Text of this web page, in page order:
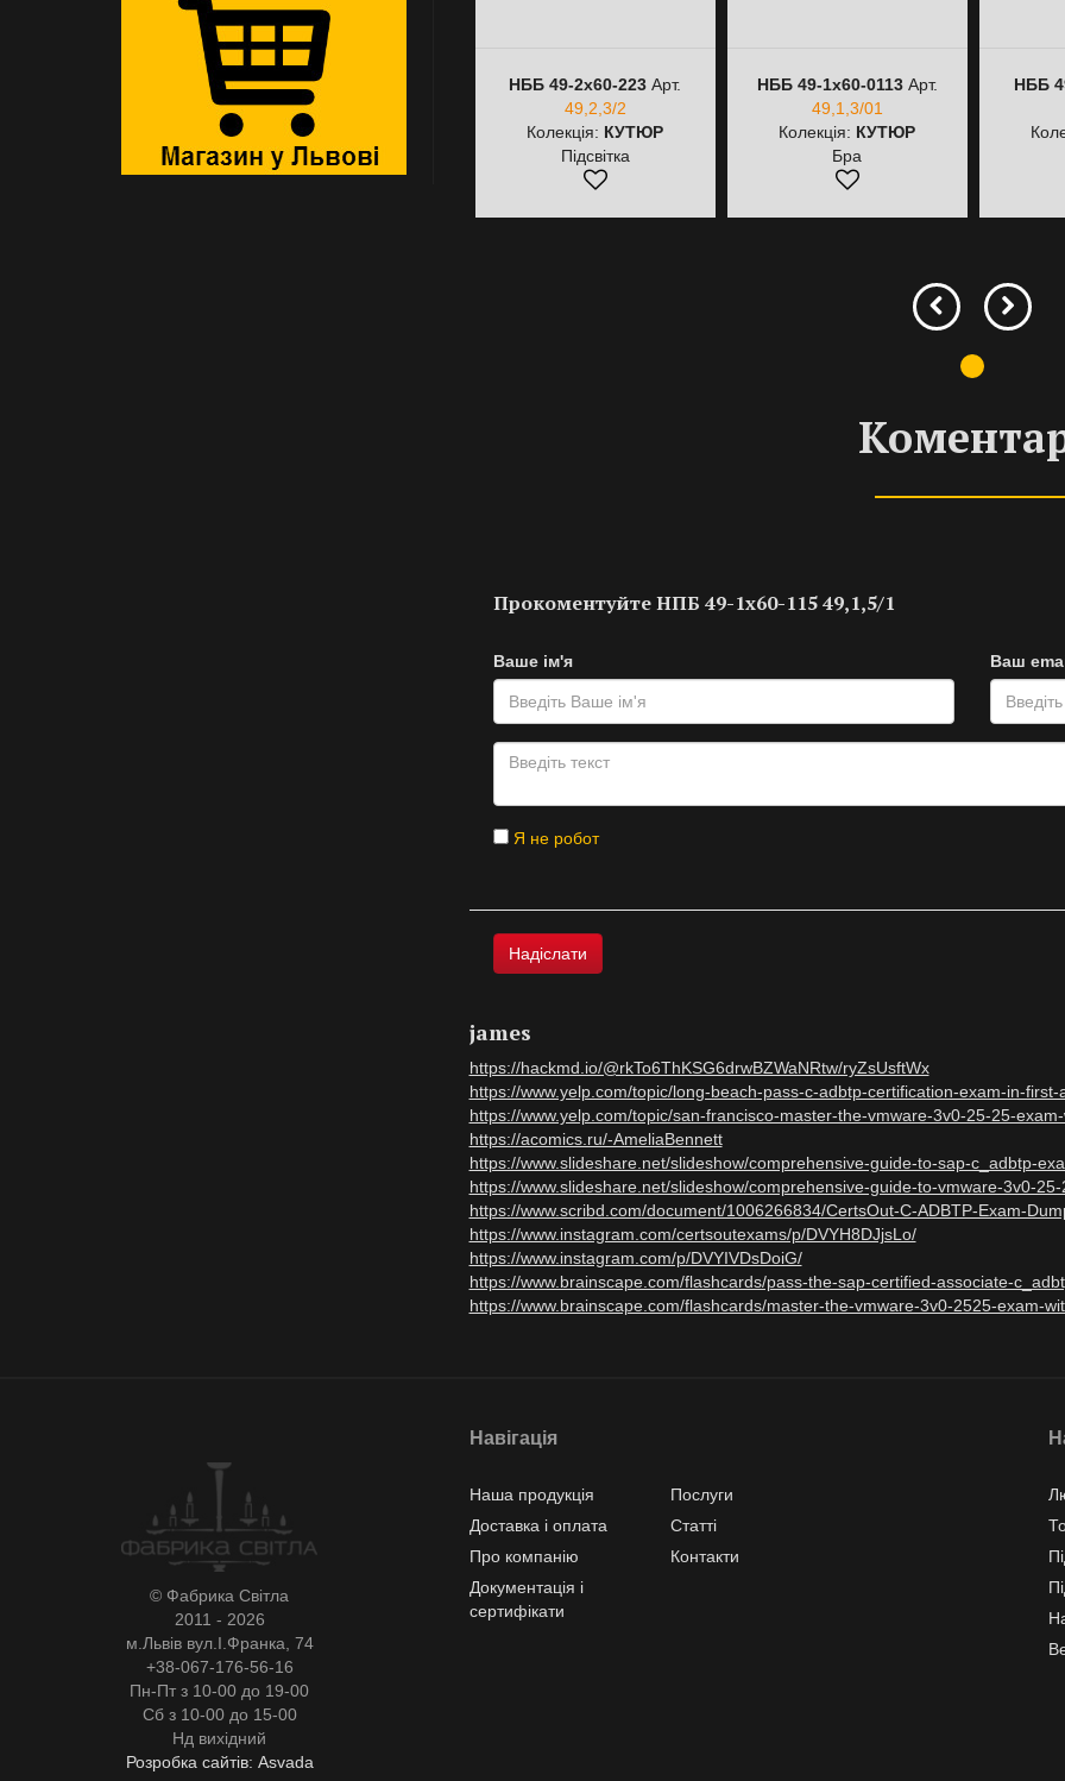
НББ 49-2х60-223 Арт.
49,2,3/2
Колекція: КУТЮР
Підсвітка
НББ 49-1х60-0113Арт.
49,1,3/01
Колекція: КУТЮР
Бра
НББ
Прокоментуйте НПБ 49-1х60-115 49,1,5/1
Ваше ім'я Ваш
Я не робот
james
https://hackmd.io/@rkTo6ThKSG6drwBZWaNRtw/ryZsUsftWx
https://www.yelp.com/topic/long-beach-pass-c-adbtp-certification-exam-in-first-
https://www.yelp.com/topic/san-francisco-master-the-vmware-3v0-25-25-
https://acomics.ru/-AmeliaBennett
https://www.slideshare.net/slideshow/comprehensive-guide-to-sap-c_adbtp-
https://www.slideshare.net/slideshow/comprehensive-guide-to-vmware-3v0-
https://www.scribd.com/document/1006266834/CertsOut-C-ADBTP-Exam-
https://www.instagram.com/certsoutexams/p/DVYH8DJjsLo/
https://www.instagram.com/p/DVYIVDsDoiG/
https://www.brainscape.com/flashcards/pass-the-sap-certified-associate-
https://www.brainscape.com/flashcards/master-the-vmware-3v0-2525-exam-
© Фабрика Світла
2011 - 2026
м.Львів вул.І.Франка, 74
+38-067-176-56-16
Пн-Пт з 10-00 до 19-00
Сб з 10-00 до 15-00
Нд вихідний
Розробка сайтів: Asvada
Навігація
Наша продукція
Послуги
Доставка і оплата
Статті
Про компанію
Контакти
Документація і
сертифікати